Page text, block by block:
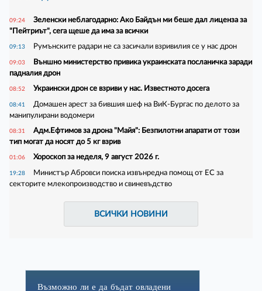
09:24
Зеленски неблагодарно: Ако Байдън ми беше дал лиценза за
"Пейтриът", сега щеше да има за всички
09:13 Румънските радари не са засичали взривилия се у нас дрон
09:03
Външно министерство привика украинската посланичка заради
падналия дрон
08:52 Украински дрон се взриви у нас. Известното досега
08:41
Домашен арест за бившия шеф на ВиК-Бургас по делото за
манипулирани водомери
08:31
Адм.Ефтимов за дрона "Майя": Безпилотни апарати от този
тип могат да носят до 5 кг взрив
01:06 Хороскоп за неделя, 9 август 2026 г.
19:28
Министър Абровси поиска извънредна помощ от ЕС за
секторите млекопроизводство и свиневъдство
ВСИЧКИ НОВИНИ